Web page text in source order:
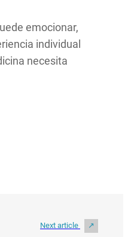
emocionar,
individual
necesita
Next article